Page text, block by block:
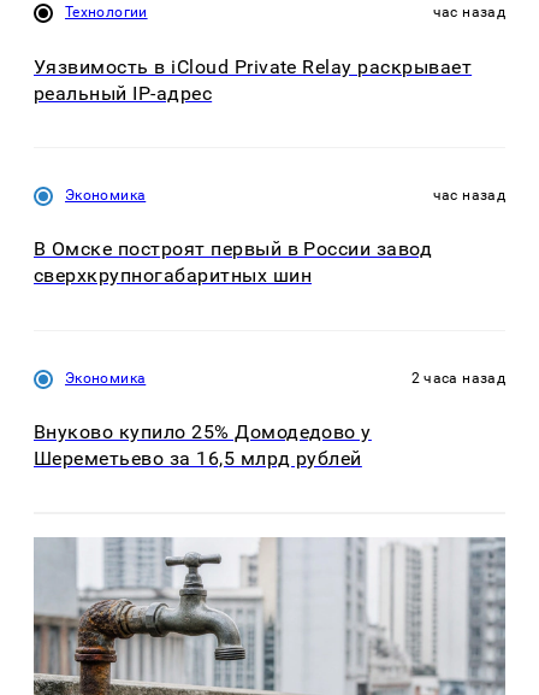
Технологии час назад
Уязвимость в iCloud Private Relay раскрывает
реальный IP-адрес
Экономика час назад
В Омске построят первый в России завод
сверхкрупногабаритных шин
Экономика 2 часа назад
Внуково купило 25% Домодедово у
Шереметьево за 16,5 млрд рублей